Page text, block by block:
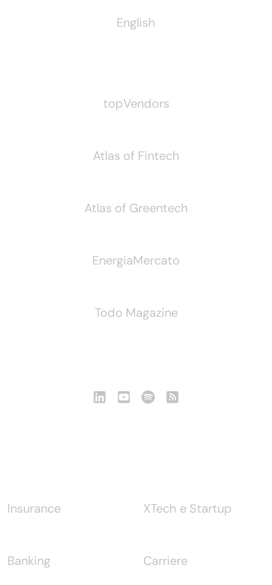
English
topVendors
Atlas of Fintech
Atlas of Greentech
EnergiaMercato
Todo Magazine
Insurance
Banking
XTech e Startup
Carriere